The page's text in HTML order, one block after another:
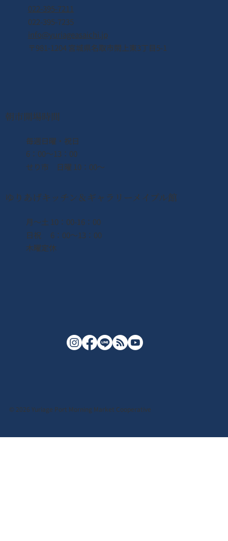
2026年6月営業カレンダー
022-395-7211
022-395-7235
info@yuriageasaichi.jp
〒981-1204 宮城県名取市閖上東3丁目5-1
朝市開場時間
​毎週日曜・祝日
6：00〜13：00
せり市 日曜 10：00〜
ゆりあげキッチン＆ギャラリーメイプル館
月〜土 10：00-16：00
日祝 6：00〜13：00
木曜定休
© 2026 Yuriage Port Morning Market Cooperative